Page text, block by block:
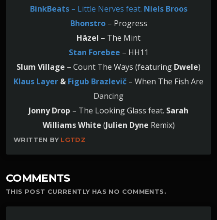
BinkBeats– Little Nerves feat. Niels Broos
Bhonstro– Progress
Häzel – The Mint
Stan Forebee – HH11
Slum Village – Count The Ways (featuring Dwele)
Klaus Layer & Figub Brazlevič – When The Fish Are
Dancing
Jonny Drop – The Looking Glass feat. Sarah
Williams White (Julien Dyne Remix)
WRITTEN BY LGTDZ
COMMENTS
THIS POST CURRENTLY HAS NO COMMENTS.